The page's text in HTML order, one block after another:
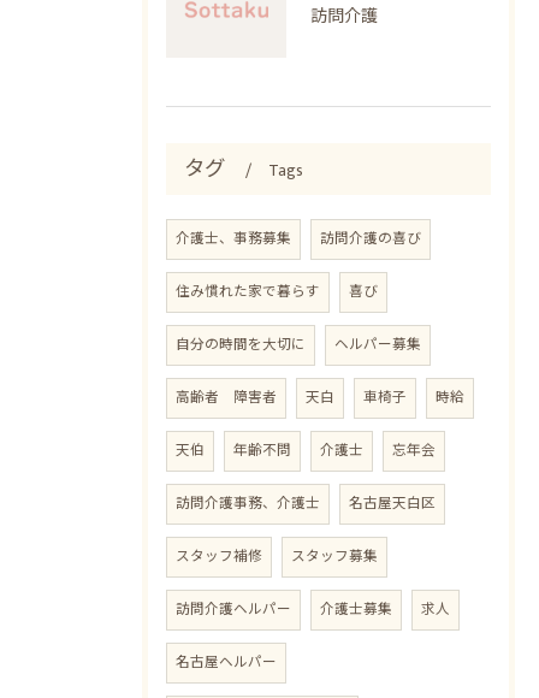
訪問介護
タグ Tags
介護士、事務募集 訪問介護の喜び
住み慣れた家で暮らす 喜び
自分の時間を大切に ヘルパー募集
高齢者 障害者 天白 車椅子 時給
天伯 年齢不問 介護士 忘年会
訪問介護事務、介護士 名古屋天白区
スタッフ補修 スタッフ募集
訪問介護ヘルパー 介護士募集 求人
名古屋ヘルパー